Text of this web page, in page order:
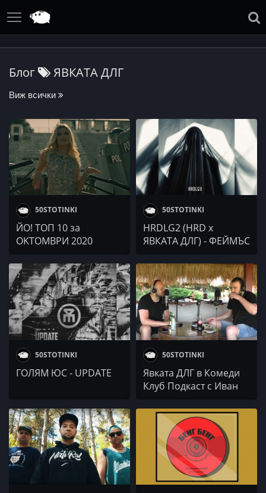
Блог ЯВКАТА ДЛГ
Виж всички
50STOTINKI
ЙО! ТОП 10 за
OKTOМВРИ 2020
50STOTINKI
HRDLG2 (HRD x
ЯВКАТА ДЛГ) - ФЕЙМЪС
50STOTINKI
ГОЛЯМ ЮС - UPDATE
50STOTINKI
Явката ДЛГ в Комеди
Клуб Подкаст с Иван